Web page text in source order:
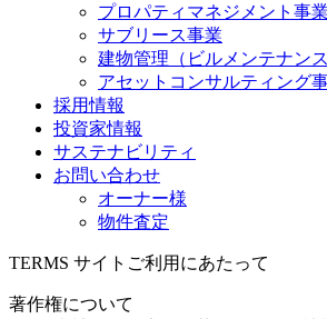
プロパティマネジメント事業
サブリース事業
建物管理（ビルメンテナン
アセットコンサルティング
採用情報
投資家情報
サステナビリティ
お問い合わせ
オーナー様
物件査定
TERMS サイトご利用にあたって
著作権について